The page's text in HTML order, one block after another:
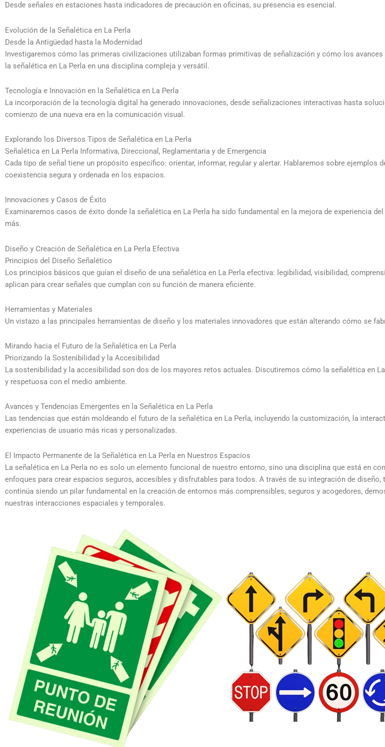
Desde señales en estaciones hasta indicadores de precaución en oficinas, su presencia es esencial.
Evolución de la Señalética en La Perla
Desde la Antigüedad hasta la Modernidad
Investigaremos cómo las primeras civilizaciones utilizaban formas primitivas de señalización y cómo los
la señalética en La Perla en una disciplina compleja y versátil.
Tecnología e Innovación en la Señalética en La Perla
La incorporación de la tecnología digital ha generado innovaciones, desde señalizaciones interactivas hasta
comienzo de una nueva era en la comunicación visual.
Explorando los Diversos Tipos de Señalética en La Perla
Señalética en La Perla Informativa, Direccional, Reglamentaria y de Emergencia
Cada tipo de señal tiene un propósito específico: orientar, informar, regular y alertar. Hablaremos sobre ejemplos
coexistencia segura y ordenada en los espacios.
Innovaciones y Casos de Éxito
Examinaremos casos de éxito donde la señalética en La Perla ha sido fundamental en la mejora de experiencia
más.
Diseño y Creación de Señalética en La Perla Efectiva
Principios del Diseño Señalético
Los principios básicos que guían el diseño de una señalética en La Perla efectiva: legibilidad, visibilidad,
aplican para crear señales que cumplan con su función de manera eficiente.
Herramientas y Materiales
Un vistazo a las principales herramientas de diseño y los materiales innovadores que están alterando cómo se
Mirando hacia el Futuro de la Señalética en La Perla
Priorizando la Sostenibilidad y la Accesibilidad
La sostenibilidad y la accesibilidad son dos de los mayores retos actuales. Discutiremos cómo la señalética en
y respetuosa con el medio ambiente.
Avances y Tendencias Emergentes en la Señalética en La Perla
Las tendencias que están moldeando el futuro de la señalética en La Perla, incluyendo la customización, la
experiencias de usuario más ricas y personalizadas.
El Impacto Permanente de la Señalética en La Perla en Nuestros Espacios
La señalética en La Perla no es solo un elemento funcional de nuestro entorno, sino una disciplina que está en
enfoques para crear espacios seguros, accesibles y disfrutables para todos. A través de su integración de
continúa siendo un pilar fundamental en la creación de entornos más comprensibles, seguros y acogedores,
nuestras interacciones espaciales y temporales.